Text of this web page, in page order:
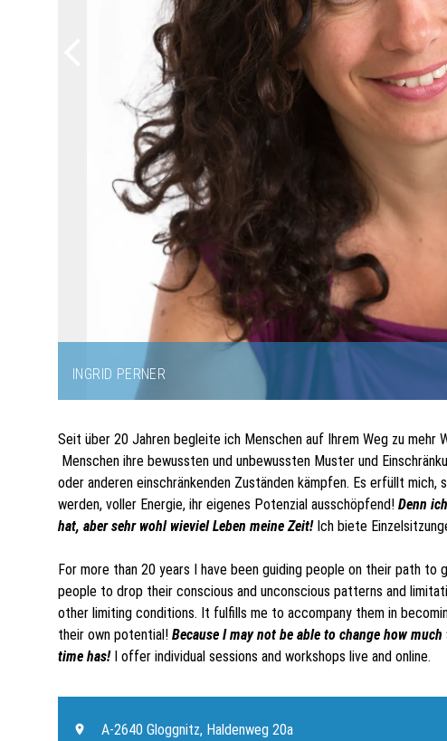
1
of
5
INGRID PERNER
Seit über 20 Jahren begleite ich Menschen auf Ihrem Weg zu mehr
Menschen ihre bewussten und unbewussten Muster und
oder anderen einschränkenden Zuständen kämpfen. Es erfüllt
werden, voller Energie, ihr eigenes Potenzial ausschöpfend! Denn
hat, aber sehr wohl wieviel Leben meine Zeit!Ich biete
For more than 20 years I have been guiding people on their path
people to drop their conscious and unconscious patterns and
other limiting conditions. It fulfills me to accompany them in
their own potential! Because I may not be able to change how
time has!I offer individual sessions and workshops live and online.
A-2640 Gloggnitz, Haldenweg 20a